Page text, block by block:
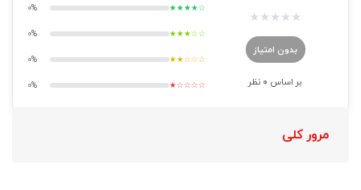
★
★
★
★
★
بدون امتیاز
بر اساس 0 نظر
★★★★☆
0%
★★★☆☆
0%
★★☆☆☆
0%
★☆☆☆☆
0%
مرور کلی